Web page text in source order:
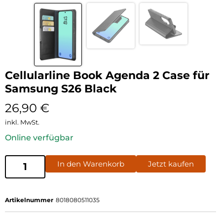
Cellularline Book Agenda 2 Case für
Samsung S26 Black
26,90 €
inkl. MwSt.
Online verfügbar
In den Warenkorb Jetzt kaufen
Artikelnummer 8018080511035